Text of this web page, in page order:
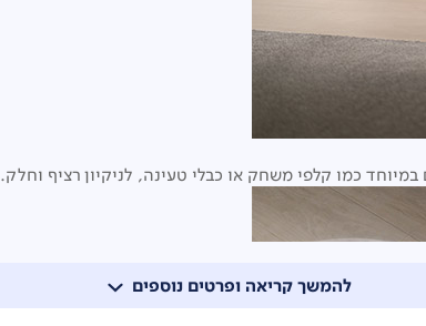
להמשך קריאה ופרטים נוספים
כמו קלפי משחק או כבלי טעינה, לניקיון רציף וחלק.